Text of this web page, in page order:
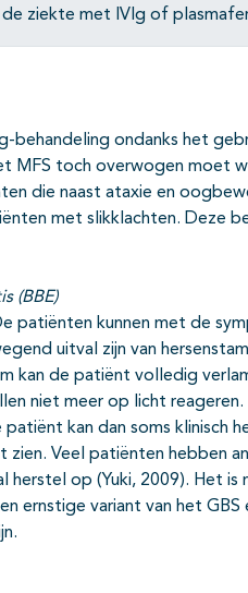
ziekte met IVIg of
behandeling ondanks het
MFS toch overwogen moet
die naast ataxie en
met slikklachten. Deze
(BBE)
patiënten kunnen met de
uitval zijn van
kan de patiënt volledig
niet meer op licht reageren.
kan dan soms klinisch
zien. Veel patiënten hebben
herstel op (Yuki, 2009). Het
ernstige variant van het GBS